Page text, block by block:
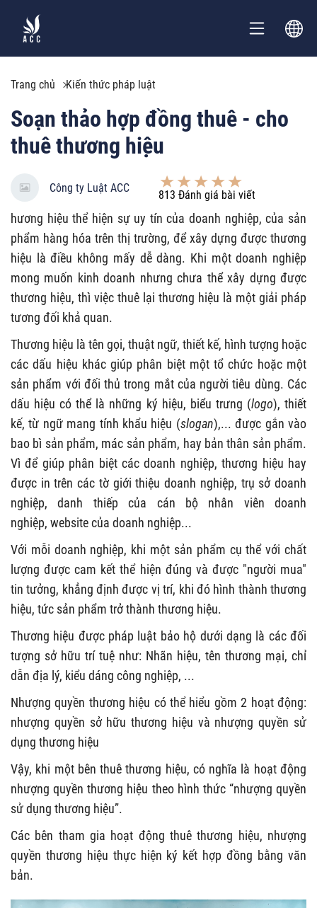
Trang chủ Kiến thức pháp luật
Soạn thảo hợp đồng thuê - cho
thuê thương hiệu
Công ty Luật ACC
813 Đánh giá bài viết
hương hiệu thể hiện sự uy tín của doanh nghiệp, của sản
phẩm hàng hóa trên thị trường, để xây dựng được thương
hiệu là điều không mấy dễ dàng. Khi một doanh nghiệp
mong muốn kinh doanh nhưng chưa thể xây dựng được
thương hiệu, thì việc thuê lại thương hiệu là một giải pháp
tương đối khả quan.
Thương hiệu là tên gọi, thuật ngữ, thiết kế, hình tượng hoặc
các dấu hiệu khác giúp phân biệt một tổ chức hoặc một
sản phẩm với đối thủ trong mắt của người tiêu dùng. Các
dấu hiệu có thể là những ký hiệu, biểu trưng (logo), thiết
kế, từ ngữ mang tính khẩu hiệu (slogan),... được gắn vào
bao bì sản phẩm, mác sản phẩm, hay bản thân sản phẩm.
Vì để giúp phân biệt các doanh nghiệp, thương hiệu hay
được in trên các tờ giới thiệu doanh nghiệp, trụ sở doanh
nghiệp, danh thiếp của cán bộ nhân viên doanh
nghiệp, website của doanh nghiệp...
Với mỗi doanh nghiệp, khi một sản phẩm cụ thể với chất
lượng được cam kết thể hiện đúng và được "người mua"
tin tưởng, khẳng định được vị trí, khi đó hình thành thương
hiệu, tức sản phẩm trở thành thương hiệu.
Thương hiệu được pháp luật bảo hộ dưới dạng là các đối
tượng sở hữu trí tuệ như: Nhãn hiệu, tên thương mại, chỉ
dẫn địa lý, kiểu dáng công nghiệp, ...
Nhượng quyền thương hiệu có thể hiểu gồm 2 hoạt động:
nhượng quyền sở hữu thương hiệu và nhượng quyền sử
dụng thương hiệu
Vậy, khi một bên thuê thương hiệu, có nghĩa là hoạt động
nhượng quyền thương hiệu theo hình thức “nhượng quyền
sử dụng thương hiệu”.
Các bên tham gia hoạt động thuê thương hiệu, nhượng
quyền thương hiệu thực hiện ký kết hợp đồng bằng văn
bản.